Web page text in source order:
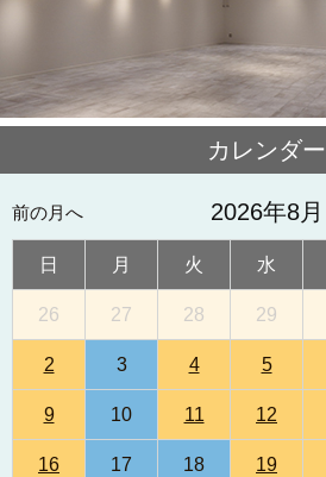
カレンダー
前の月へ 2026年8月
日 月 火 水
26 27 28 29
2 3 4 5
9 10 11 12
16 17 18 19